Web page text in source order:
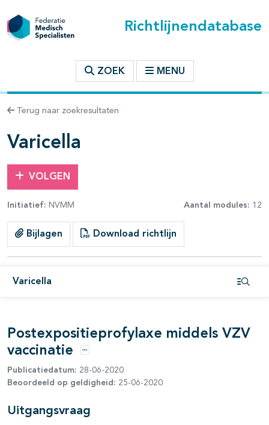
Richtlijnendatabase
ZOEK MENU
Terug naar zoekresultaten
Varicella
VOLGEN
Initiatief: NVMM Aantal modules: 12
Bijlagen Download richtlijn
Varicella
binnen deze richtlijn
open- en dichtklappen
open- en dichtklappen
Postexpositieprofylaxe middels VZV
vaccinatie
Opties
Publicatiedatum: 28-06-2020
Beoordeeld op geldigheid: 25-06-2020
Uitgangsvraag